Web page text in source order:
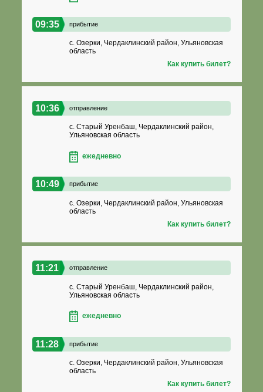
09:35 прибытие
с. Озерки, Чердаклинский район, Ульяновская
область
Как купить билет?
10:36 отправление
с. Старый Уренбаш, Чердаклинский район,
Ульяновская область
ежедневно
10:49 прибытие
с. Озерки, Чердаклинский район, Ульяновская
область
Как купить билет?
11:21 отправление
с. Старый Уренбаш, Чердаклинский район,
Ульяновская область
ежедневно
11:28 прибытие
с. Озерки, Чердаклинский район, Ульяновская
область
Как купить билет?